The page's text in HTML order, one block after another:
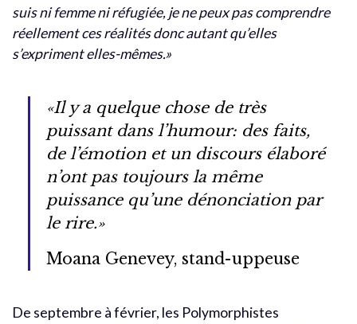
suis ni femme ni réfugiée, je ne peux pas comprendre
réellement ces réalités donc autant qu’elles
s’expriment elles-mêmes.»
«Il y a quelque chose de très
puissant dans l’humour: des faits,
de l’émotion et un discours élaboré
n’ont pas toujours la même
puissance qu’une dénonciation par
le rire.»
Moana Genevey, stand-uppeuse
De septembre à février, les Polymorphistes